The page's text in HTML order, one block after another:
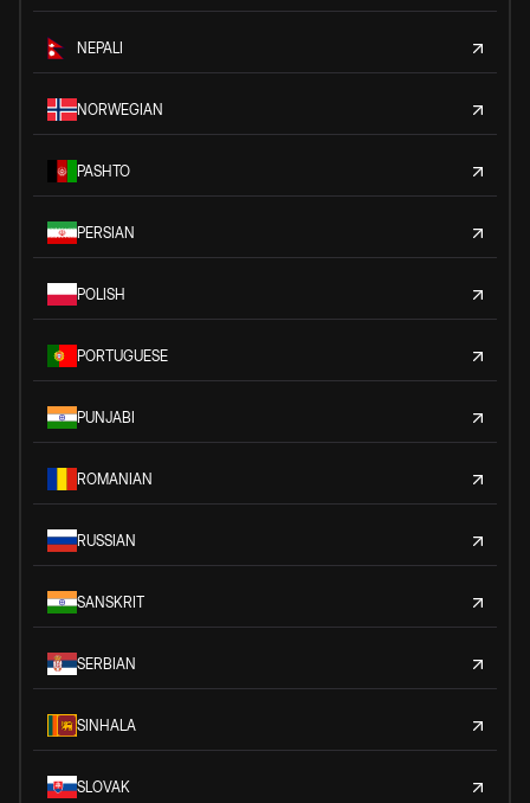
NEPALI
NORWEGIAN
PASHTO
PERSIAN
POLISH
PORTUGUESE
PUNJABI
ROMANIAN
RUSSIAN
SANSKRIT
SERBIAN
SINHALA
SLOVAK